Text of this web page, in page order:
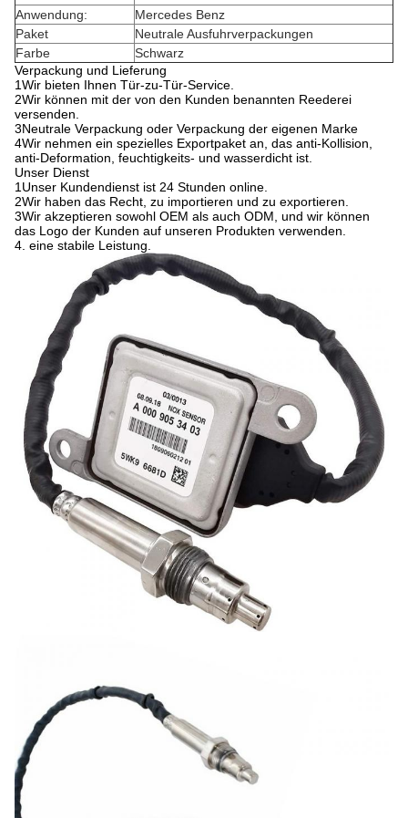
Anwendung:
Mercedes Benz
Paket
Neutrale Ausfuhrverpackungen
Farbe
Schwarz
Verpackung und Lieferung
1Wir bieten Ihnen Tür-zu-Tür-Service.
2Wir können mit der von den Kunden benannten Reederei
versenden.
3Neutrale Verpackung oder Verpackung der eigenen Marke
4Wir nehmen ein spezielles Exportpaket an, das anti-Kollision,
anti-Deformation, feuchtigkeits- und wasserdicht ist.
Unser Dienst
1Unser Kundendienst ist 24 Stunden online.
2Wir haben das Recht, zu importieren und zu exportieren.
3Wir akzeptieren sowohl OEM als auch ODM, und wir können
das Logo der Kunden auf unseren Produkten verwenden.
4. eine stabile Leistung.